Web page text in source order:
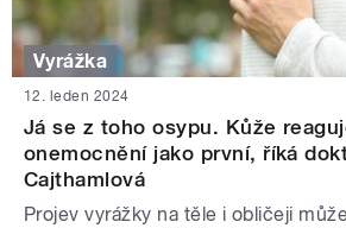
Vyrážka
12. leden 2024
Já se z toho osypu. Kůže
onemocnění jako první, říká
Cajthamlová
Projev vyrážky na těle i obličeji